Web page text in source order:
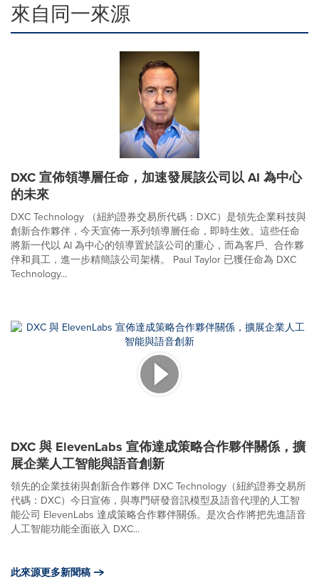
來自同一來源
DXC 宣佈領導層任命，加速發展該公司以 AI 為中心
的未來
DXC Technology （紐約證券交易所代碼：DXC）是領先企業科技與
創新合作夥伴，今天宣佈一系列領導層任命，即時生效。這些任命
將新一代以 AI 為中心的領導置於該公司的重心，而為客戶、合作夥
伴和員工，進一步精簡該公司架構。 Paul Taylor 已獲任命為 DXC
Technology...
DXC 與 ElevenLabs 宣佈達成策略合作夥伴關係，擴
展企業人工智能與語音創新
領先的企業技術與創新合作夥伴 DXC Technology（紐約證券交易所
代碼：DXC）今日宣佈，與專門研發音訊模型及語音代理的人工智
能公司 ElevenLabs 達成策略合作夥伴關係。是次合作將把先進語音
人工智能功能全面嵌入 DXC...
此來源更多新聞稿